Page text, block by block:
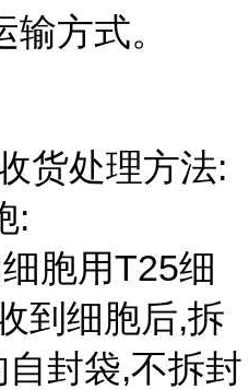
方式。
货处理方法:
:
胞用T25细
到细胞后,拆
封袋,不拆封